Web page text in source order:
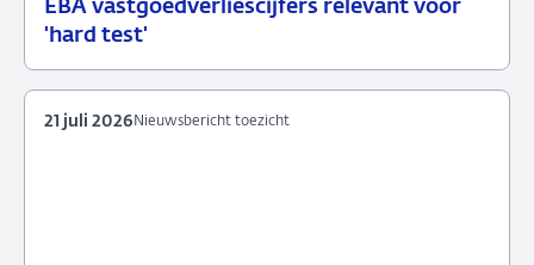
EBA vastgoedverliescijfers relevant voor
'hard test'
23
Nieuwsbericht
Nieuwsbericht toezicht
21 juli 2026